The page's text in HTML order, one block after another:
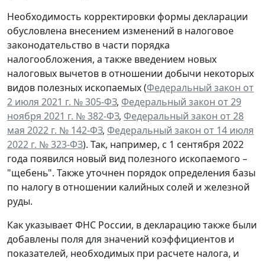
Необходимость корректировки формы декларации
обусловлена внесением изменений в налоговое
законодательство в части порядка
налогообложения, а также введением новых
налоговых вычетов в отношении добычи некоторых
видов полезных ископаемых (Федеральный закон от
2 июля 2021 г. № 305-ФЗ, Федеральный закон от 29
ноября 2021 г. № 382-ФЗ, Федеральный закон от 28
мая 2022 г. № 142-ФЗ, Федеральный закон от 14 июля
2022 г. № 323-ФЗ). Так, например, с 1 сентября 2022
года появился новый вид полезного ископаемого –
"щебень". Также уточнен порядок определения базы
по налогу в отношении калийных солей и железной
руды.
Как указывает ФНС России, в декларацию также были
добавлены поля для значений коэффициентов и
показателей, необходимых при расчете налога, и